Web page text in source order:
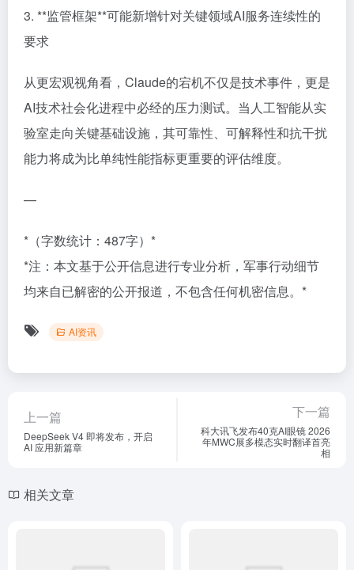
3. **监管框架**可能新增针对关键领域AI服务连续性的
要求
从更宏观视角看，Claude的宕机不仅是技术事件，更是
AI技术社会化进程中必经的压力测试。当人工智能从实
验室走向关键基础设施，其可靠性、可解释性和抗干扰
能力将成为比单纯性能指标更重要的评估维度。
—
*（字数统计：487字）*
*注：本文基于公开信息进行专业分析，军事行动细节
均来自已解密的公开报道，不包含任何机密信息。*
AI资讯
上一篇
DeepSeek V4 即将发布，开启
AI 应用新篇章
下一篇
科大讯飞发布40克AI眼镜 2026
年MWC展多模态实时翻译首亮
相
相关文章